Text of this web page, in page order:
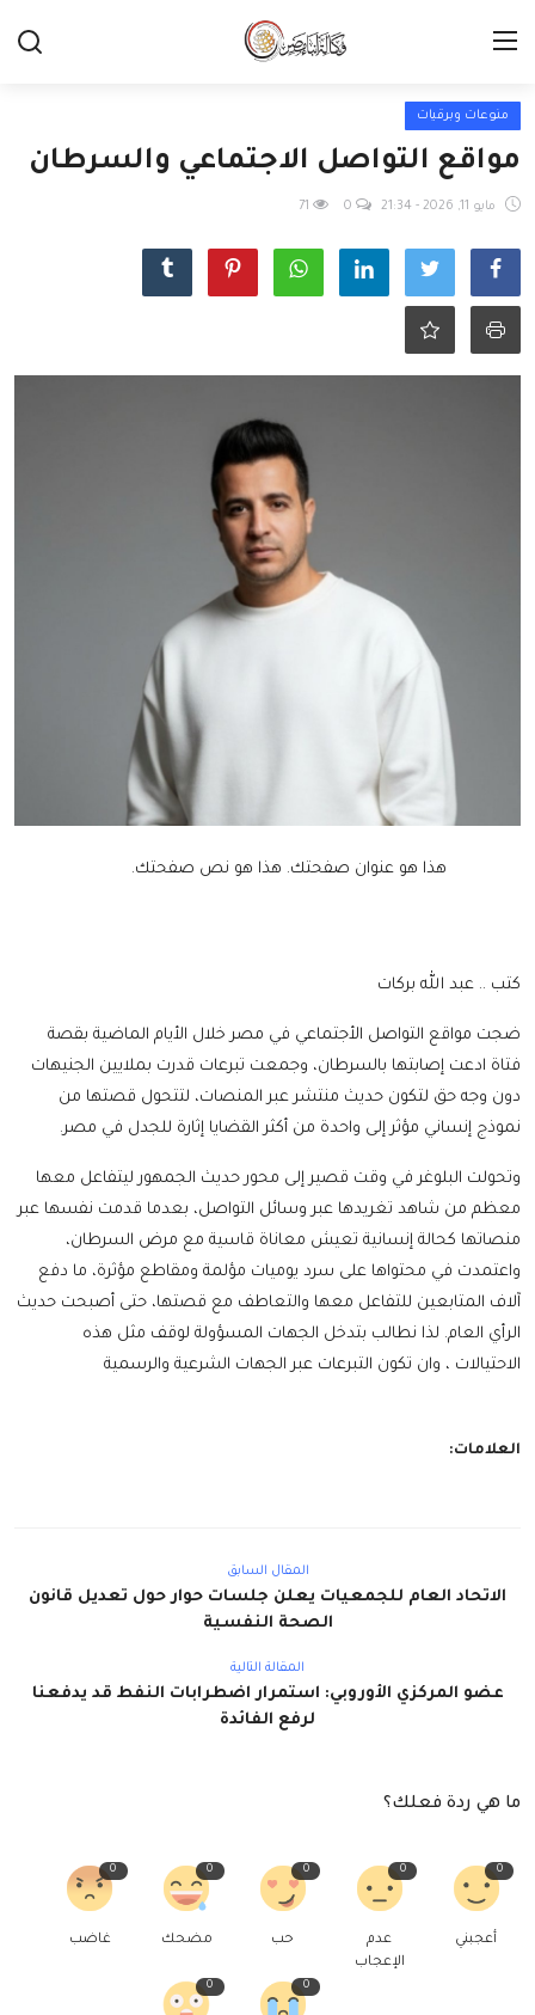
منوعات وبرقيات
مواقع التواصل الاجتماعي والسرطان
مايو 11, 2026 - 21:34
هذا هو عنوان صفحتك. هذا هو نص صفحتك.
كتب .. عبد الله بركات
ضجت مواقع التواصل الأجتماعي في مصر خلال الأيام الماضية بقصة
فتاة ادعت إصابتها بالسرطان، وجمعت تبرعات قدرت بملايين الجنيهات
دون وجه حق لتكون حديث منتشر عبر المنصات، لتتحول قصتها من
نموذج إنساني مؤثر إلى واحدة من أكثر القضايا إثارة للجدل في مصر.
وتحولت البلوغر في وقت قصير إلى محور حديث الجمهور ليتفاعل معها
معظم من شاهد تغريدها عبر وسائل التواصل، بعدما قدمت نفسها عبر
منصاتها كحالة إنسانية تعيش معاناة قاسية مع مرض السرطان،
واعتمدت في محتواها على سرد يوميات مؤلمة ومقاطع مؤثرة، ما دفع
آلاف المتابعين للتفاعل معها والتعاطف مع قصتها، حتى أصبحت حديث
الرأي العام. لذا نطالب بتدخل الجهات المسؤولة لوقف مثل هذه
الاحتيالات ، وان تكون التبرعات عبر الجهات الشرعية والرسمية
العلامات:
المقال السابق
الاتحاد العام للجمعيات يعلن جلسات حوار حول تعديل قانون
الصحة النفسية
المقالة التالية
عضو المركزي الأوروبي: استمرار اضطرابات النفط قد يدفعنا
لرفع الفائدة
ما هي ردة فعلك؟
0
أعجبني
0
عدم
الإعجاب
0
حب
0
مضحك
0
غاضب
0
0